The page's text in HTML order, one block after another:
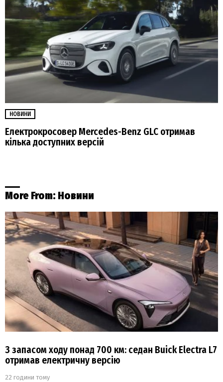
НОВИНИ
Електрокросовер Mercedes-Benz GLC отримав
кілька доступних версій
More From: Новини
З запасом ходу понад 700 км: седан Buick Electra L7
отримав електричну версію
22 години тому